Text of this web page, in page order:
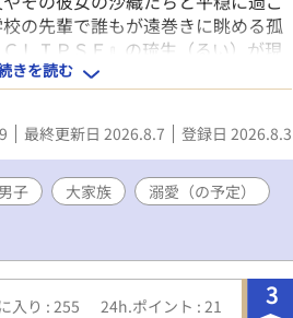
の先輩で誰もが遠巻きに眺める孤
ＬＩＰＳＥ』の琉生（るい）が現
作るご飯がないと、明日もステージ
こか寂し気に告げる琉生に懇願さ
受けることに。 トップアイドルの
々。蒼は、琉生と共に過ごしていく
と未来の行方は？ 琉生はそれに
をすくったオカン男子が、初めて
しくてちょっぴり切ないアットホ
8/3のみ12時更新。～8/9まで21時更
きを読む
最終更新日 2026.8.7 登録日 2026.8.3
子 大家族
溺愛（の予定）
3
入り : 255 24h.ポイント : 21